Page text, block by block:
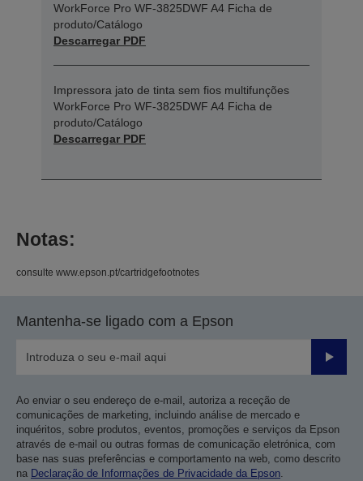
WorkForce Pro WF-3825DWF A4 Ficha de
produto/Catálogo
Descarregar PDF
Impressora jato de tinta sem fios multifunções
WorkForce Pro WF-3825DWF A4 Ficha de
produto/Catálogo
Descarregar PDF
Notas:
consulte www.epson.pt/cartridgefootnotes
Mantenha-se ligado com a Epson
Enviar
Ao enviar o seu endereço de e-mail, autoriza a receção de
comunicações de marketing, incluindo análise de mercado e
inquéritos, sobre produtos, eventos, promoções e serviços da Epson
através de e-mail ou outras formas de comunicação eletrónica, com
base nas suas preferências e comportamento na web, como descrito
na Declaração de Informações de Privacidade da Epson